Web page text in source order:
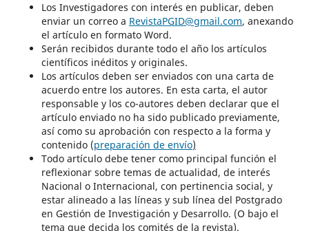
Los Investigadores con interés en publicar, deben
enviar un correo a RevistaPGID@gmail.com, anexando
el artículo en formato Word.
Serán recibidos durante todo el año los artículos
científicos inéditos y originales.
Los artículos deben ser enviados con una carta de
acuerdo entre los autores. En esta carta, el autor
responsable y los co-autores deben declarar que el
artículo enviado no ha sido publicado previamente,
así como su aprobación con respecto a la forma y
contenido (preparación de envío)
Todo artículo debe tener como principal función el
reflexionar sobre temas de actualidad, de interés
Nacional o Internacional, con pertinencia social, y
estar alineado a las líneas y sub línea del Postgrado
en Gestión de Investigación y Desarrollo. (O bajo el
tema que decida los comités de la revista).